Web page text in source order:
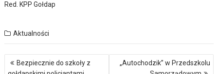
Red. KPP Gołdap
Aktualności
Nawigacja
wpisu
Bezpiecznie do szkoły z
„Autochodzik” w Przedszkolu